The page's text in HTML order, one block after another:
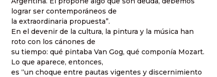
lograr ser contemporáneos de
la extraordinaria propuesta”.
En el devenir de la cultura, la pintura y la música han
roto con los cánones de
su tiempo: qué pintaba Van Gog, qué componía Mozart.
Lo que aparece, entonces,
es “un choque entre pautas vigentes y discernimiento